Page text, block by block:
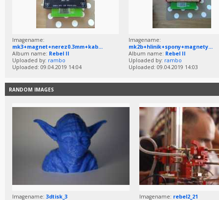
Imagename:
mk3+magnet+nerez0.3mm+kab...
Album name: Rebel II
Uploaded by: rambo
Uploaded: 09.04.2019 14:04
Imagename:
mk2b+hlinik+spony+magnety...
Album name: Rebel II
Uploaded by: rambo
Uploaded: 09.04.2019 14:03
RANDOM IMAGES
Imagename: 3dtisk_3
Imagename: rebel2_21